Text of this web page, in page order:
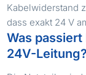
Kabelwiderstand
dass exakt 24 V
Was
24V-Leitung?